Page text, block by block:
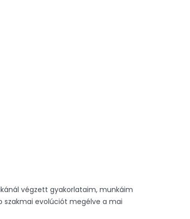
végzett gyakorlataim, munkáim
szakmai evolúciót megélve a mai